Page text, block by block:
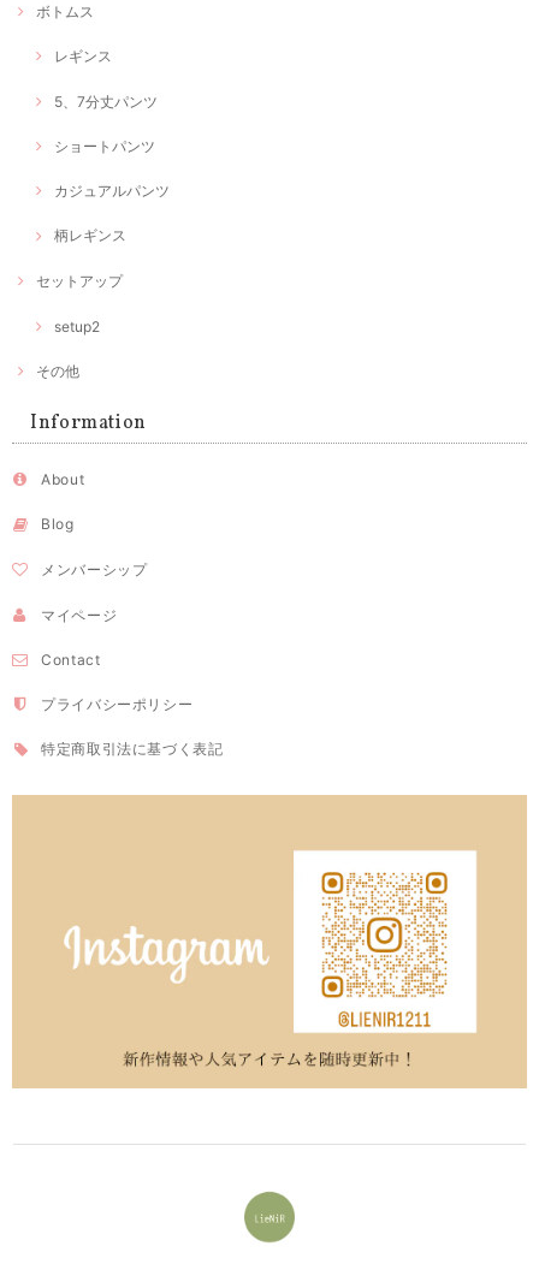
ボトムス
レギンス
5、7分丈パンツ
ショートパンツ
カジュアルパンツ
柄レギンス
セットアップ
setup2
その他
Information
About
Blog
メンバーシップ
マイページ
Contact
プライバシーポリシー
特定商取引法に基づく表記